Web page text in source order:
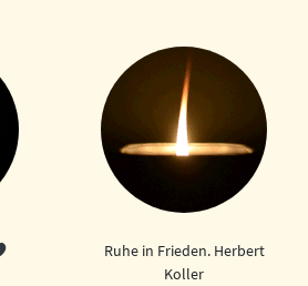
Ruhe in Frieden. Herbert
Koller